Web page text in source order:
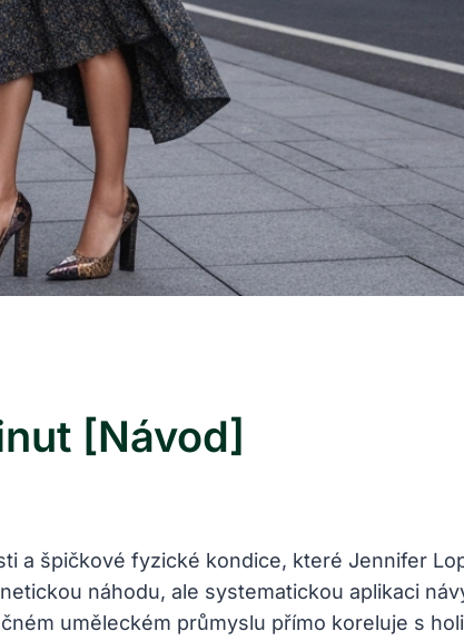
[Návod]
a špičkové fyzické kondice, které Jennifer
náhodu, ale systematickou aplikaci
uměleckém průmyslu přímo koreluje s